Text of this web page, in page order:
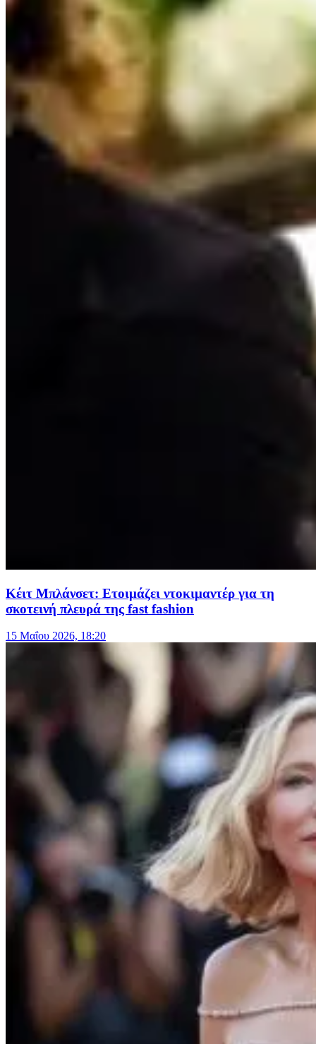
Κέιτ Μπλάνσετ: Ετοιμάζει ντοκιμαντέρ για τη
σκοτεινή πλευρά της fast fashion
15 Μαΐου 2026, 18:20